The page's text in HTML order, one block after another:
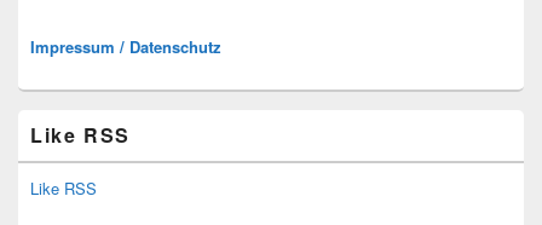
Impressum / Datenschutz
Like RSS
Like RSS